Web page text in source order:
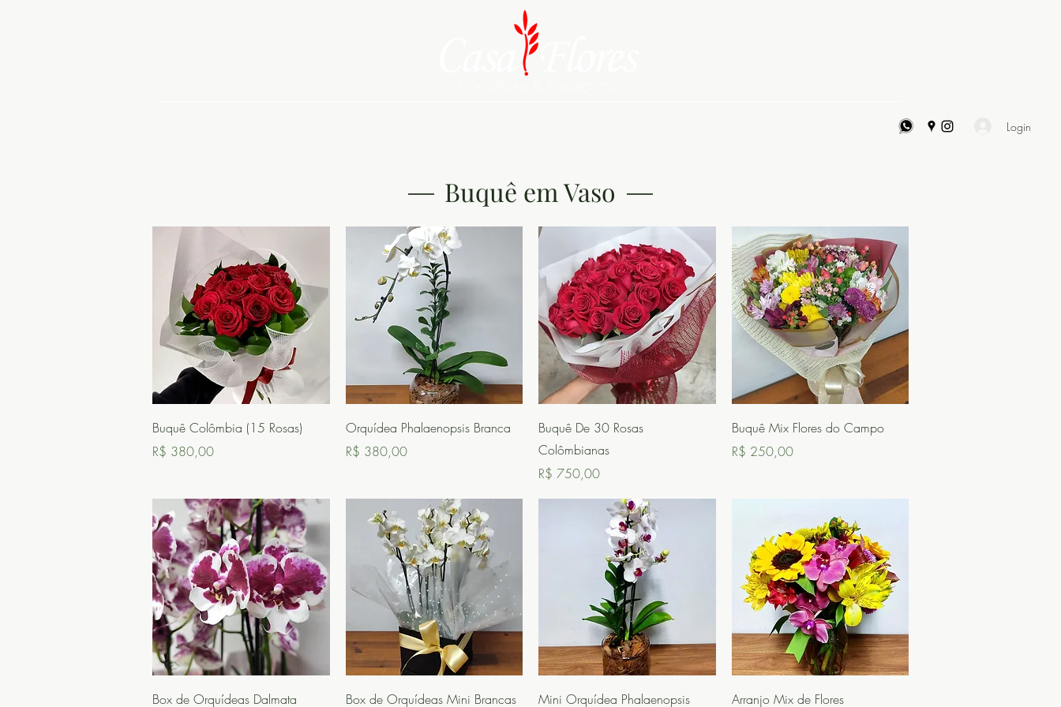
Login
Buqu​ê em Vaso
Visualização rápida
Buquê Colômbia (15 Rosas)
Preço
R$ 380,00
Visualização rápida
Orquídea Phalaenopsis Branca
Preço
R$ 380,00
Visualização rápida
Buquê De 30 Rosas
Colômbianas
Preço
R$ 750,00
Visualização rápida
Buquê Mix Flores do Campo
Preço
R$ 250,00
Visualização rápida
Box de Orquídeas Dalmata
Visualização rápida
Box de Orquídeas Mini Brancas
Visualização rápida
Mini Orquídea Phalaenopsis
Visualização rápida
Arranjo Mix de Flores